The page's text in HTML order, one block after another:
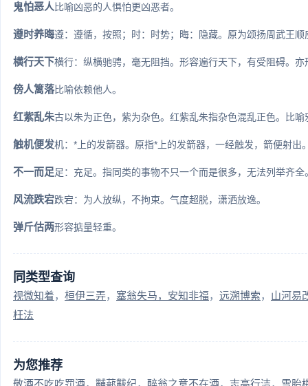
鬼怕恶人 比喻凶恶的人惧怕更凶恶者。
遵时养晦遵：遵循，按照；时：时势；晦：隐藏。原为颂扬周武王
横行天下横行：纵横驰骋，毫无阻挡。形容遍行天下，有受阻碍。
傍人篱落比喻依赖他人。
红紫乱朱古以朱为正色，紫为杂色。红紫乱朱指杂色混乱正色。比喻
触机便发机：*上的发箭器。原指*上的发箭器，一经触发，箭便射出
不一而足足：充足。指同类的事物不只一个而是很多，无法列举齐
风流跌宕跌宕：为人放纵，不拘束。气度超脱，潇洒放逸。
弹斤估两形容掂量轻重。
同类型查询
视微知着 桓伊三弄 塞翁失马，安知非福 远溯博索
山河易
枉法
为您推荐
敬酒不吃吃罚酒 黼蔀黻纪 醉翁之意不在酒 志高行洁 雪胎